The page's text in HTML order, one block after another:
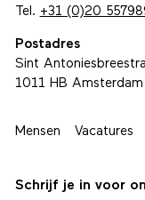
Tel. +31 (0)20
Postadres
Sint
1011 HB Amsterdam
Mensen Vacatures
Schrijf je in voor